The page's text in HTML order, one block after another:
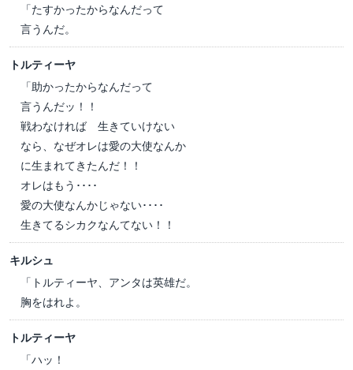
「たすかったからなんだって
言うんだ。
トルティーヤ
「助かったからなんだって
言うんだッ！！
戦わなければ 生きていけない
なら、なぜオレは愛の大使なんか
に生まれてきたんだ！！
オレはもう････
愛の大使なんかじゃない････
生きてるシカクなんてない！！
キルシュ
「トルティーヤ、アンタは英雄だ。
胸をはれよ。
トルティーヤ
「ハッ！